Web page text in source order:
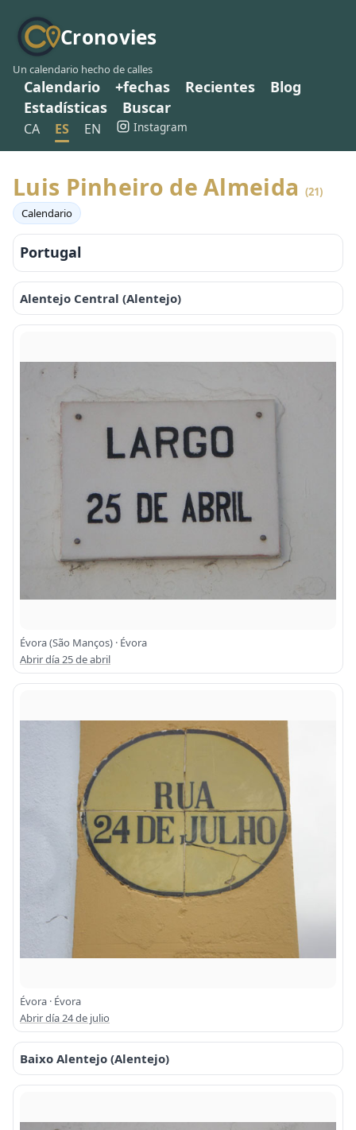
Cronovies
Un calendario hecho de calles
Calendario +fechas Recientes
Blog
Estadísticas
Buscar
CA ES EN Instagram
Luis Pinheiro de Almeida (21)
Calendario
Portugal
Alentejo Central (Alentejo)
Évora (São Manços) · Évora
Abrir día 25 de abril
Évora · Évora
Abrir día 24 de julio
Baixo Alentejo (Alentejo)